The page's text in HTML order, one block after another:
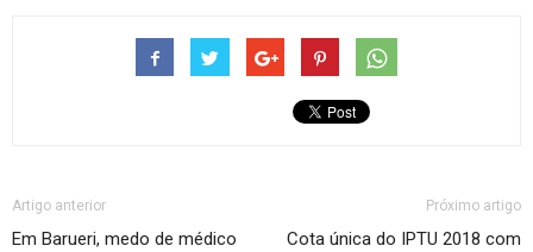
Artigo anterior
Em Barueri, medo de médico
Próximo artigo
Cota única do IPTU 2018 com